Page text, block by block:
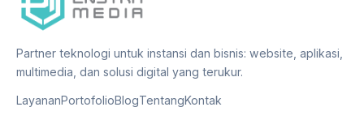
Partner teknologi untuk instansi dan bisnis: website, aplikasi,
multimedia, dan solusi digital yang terukur.
LayananPortofolioBlogTentangKontak